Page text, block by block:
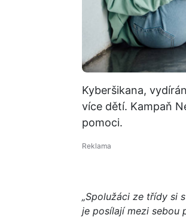
Kyberšikana,
více dětí. Kampaň
pomoci.
„Spolužáci ze třídy si
je posílají mezi sebou